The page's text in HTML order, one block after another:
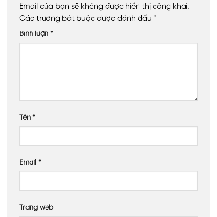
Màu sắc Trắng trong (Clear)
Email của bạn sẽ không được hiển thị công khai.
Các trường bắt buộc được đánh dấu *
Bình luận *
Tên *
Email *
Trang web